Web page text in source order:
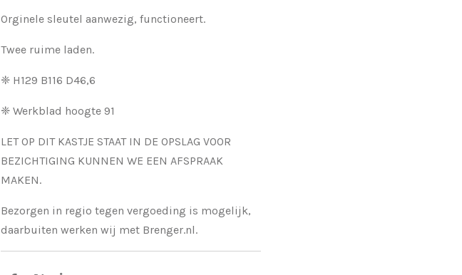
Orginele sleutel aanwezig, functioneert.
Twee ruime laden.
❈ H129 B116 D46,6
❈ Werkblad hoogte 91
LET OP DIT KASTJE STAAT IN DE OPSLAG VOOR
BEZICHTIGING KUNNEN WE EEN AFSPRAAK
MAKEN.
Bezorgen in regio tegen vergoeding is mogelijk,
daarbuiten werken wij met Brenger.nl.